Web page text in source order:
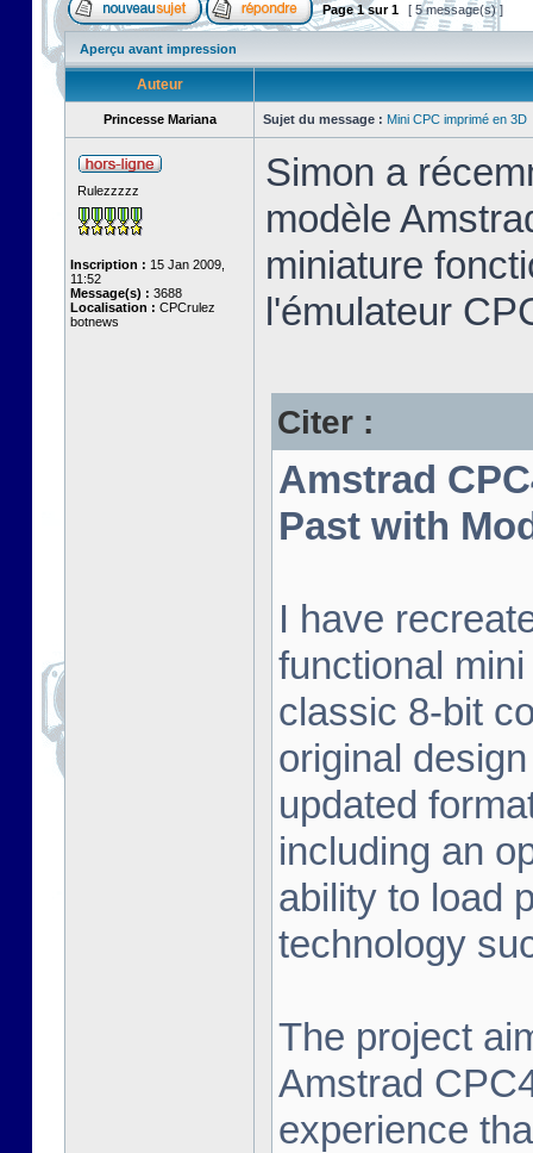
Page1sur1 [ 5 message(s) ]
Aperçu avant impression
Auteur
Princesse Mariana Sujet du message : Mini CPC imprimé en 3D
Rulezzzzz
Inscription : 15 Jan 2009,
11:52
Message(s) : 3688
Localisation : CPCrulez
botnews
Simon a
modèle
miniature
l'émulateur
Citer :
Amstrad
Past with
I have
functional
classic 8-bit
original
updated
including an
ability to load
technology
The project
Amstrad
experience